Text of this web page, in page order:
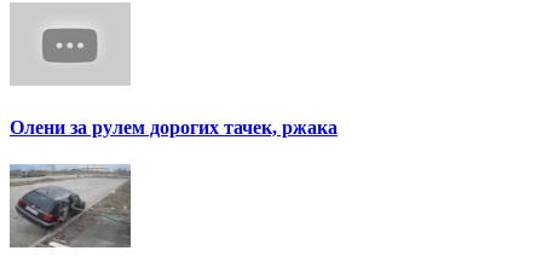
Олени за рулем дорогих тачек, ржака